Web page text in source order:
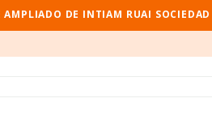
AMPLIADO DE INTIAM RUAI